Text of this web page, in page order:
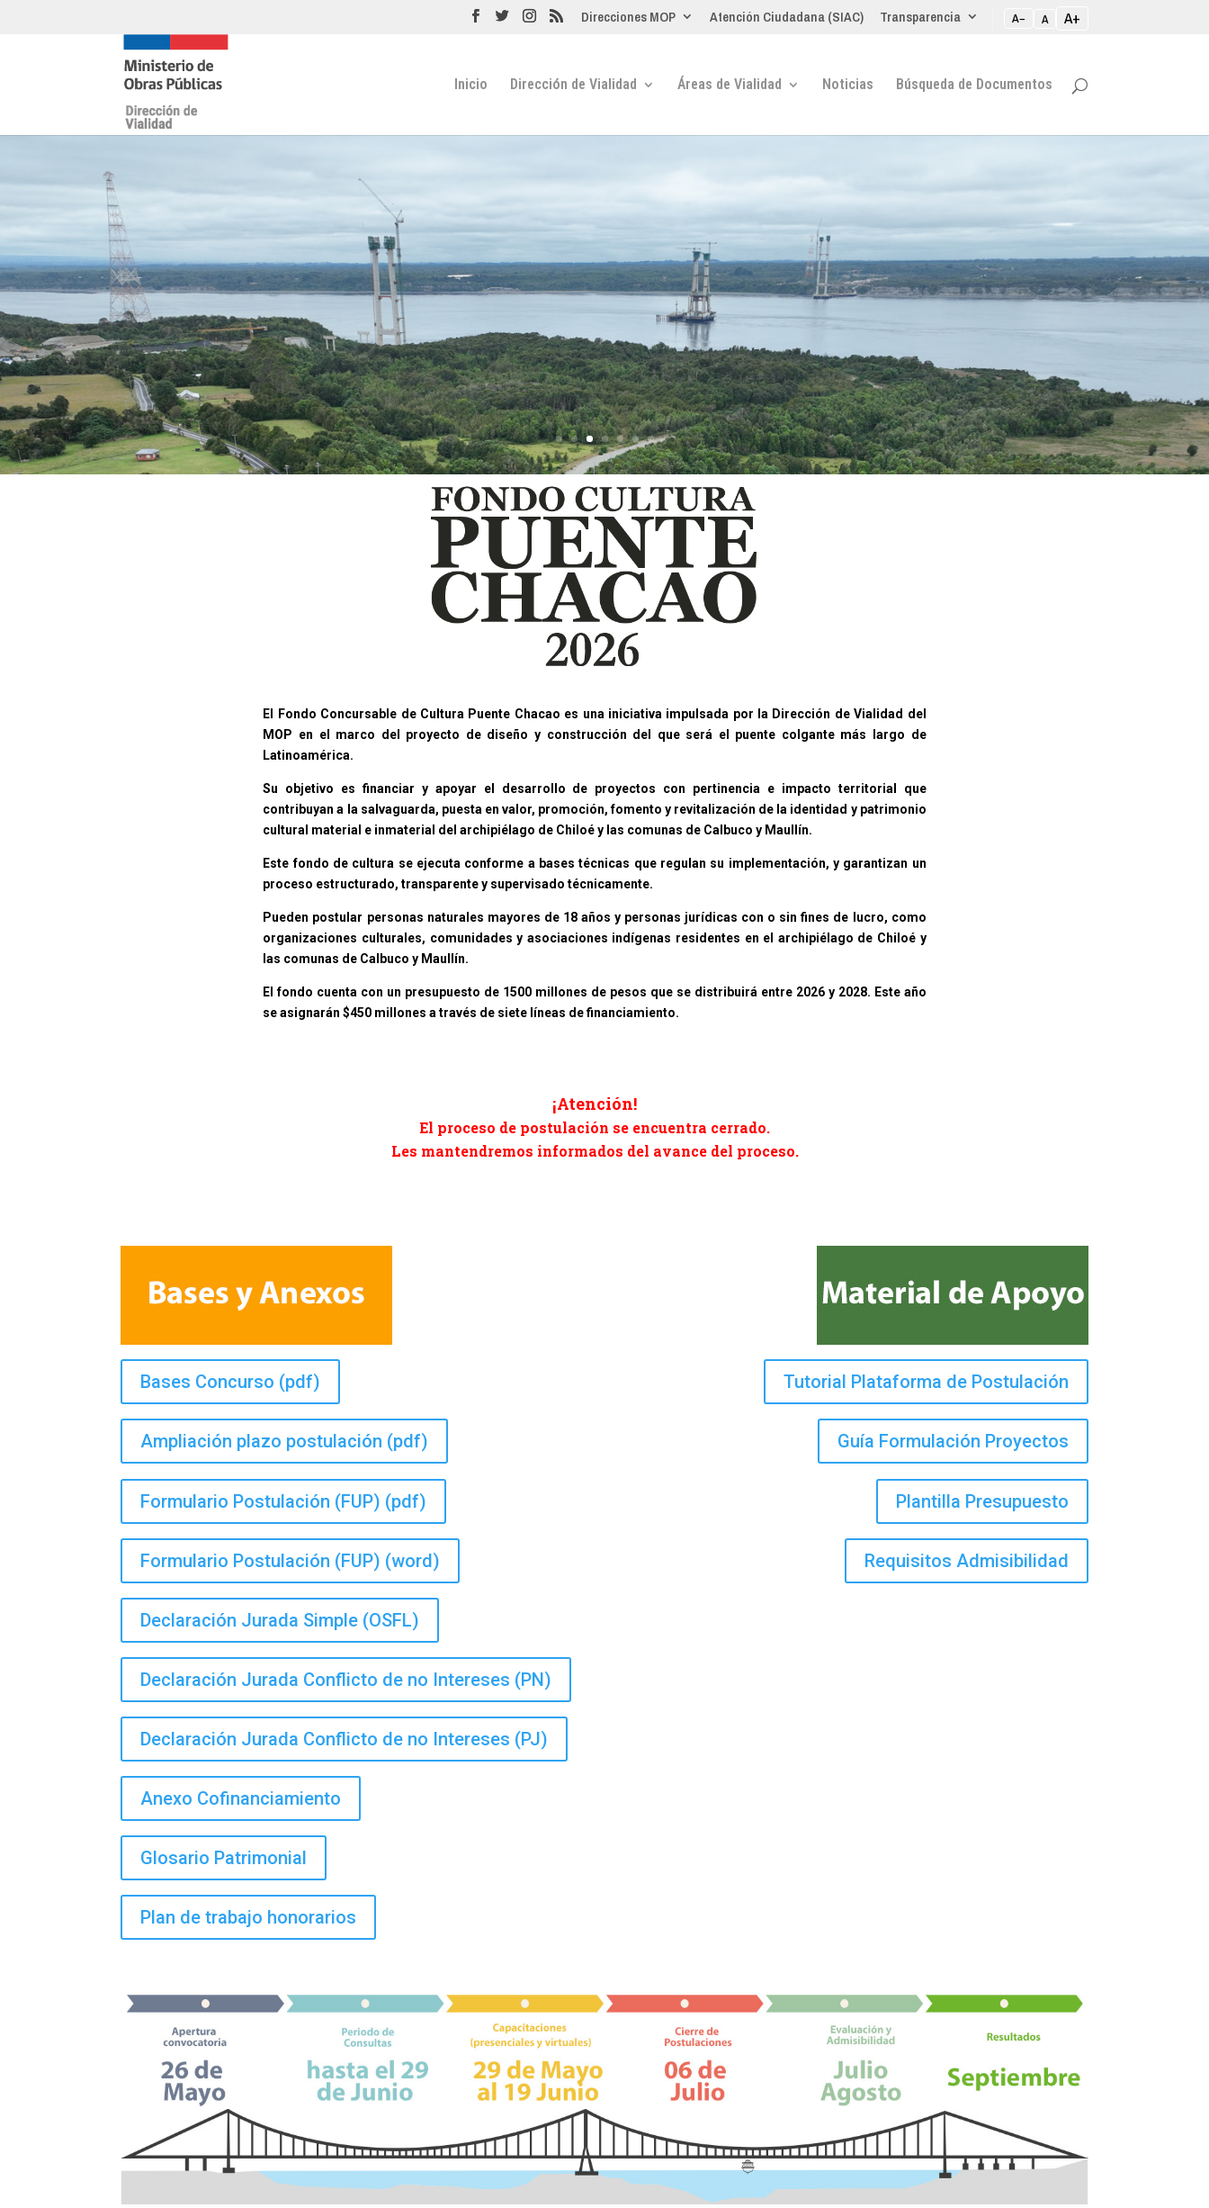
Direcciones MOP Atención Ciudadana (SIAC) Transparencia A− A A+
Inicio Dirección de Vialidad Áreas de Vialidad Noticias Búsqueda de Documentos
El Fondo Concursable de Cultura Puente Chacao es una iniciativa impulsada por la Dirección de Vialidad del
MOP en el marco del proyecto de diseño y construcción del que será el puente colgante más largo de
Latinoamérica.
Su objetivo es financiar y apoyar el desarrollo de proyectos con pertinencia e impacto territorial que
contribuyan a la salvaguarda, puesta en valor, promoción, fomento y revitalización de la identidad y patrimonio
cultural material e inmaterial del archipiélago de Chiloé y las comunas de Calbuco y Maullín.
Este fondo de cultura se ejecuta conforme a bases técnicas que regulan su implementación, y garantizan un
proceso estructurado, transparente y supervisado técnicamente.
Pueden postular personas naturales mayores de 18 años y personas jurídicas con o sin fines de lucro, como
organizaciones culturales, comunidades y asociaciones indígenas residentes en el archipiélago de Chiloé y
las comunas de Calbuco y Maullín.
El fondo cuenta con un presupuesto de 1500 millones de pesos que se distribuirá entre 2026 y 2028. Este año
se asignarán $450 millones a través de siete líneas de financiamiento.
¡Atención!
El proceso de postulación se encuentra cerrado.
Les mantendremos informados del avance del proceso.
Bases Concurso (pdf)
Ampliación plazo postulación (pdf)
Formulario Postulación (FUP) (pdf)
Formulario Postulación (FUP) (word)
Declaración Jurada Simple (OSFL)
Declaración Jurada Conflicto de no Intereses (PN)
Declaración Jurada Conflicto de no Intereses (PJ)
Anexo Cofinanciamiento
Glosario Patrimonial
Plan de trabajo honorarios
Tutorial Plataforma de Postulación
Guía Formulación Proyectos
Plantilla Presupuesto
Requisitos Admisibilidad